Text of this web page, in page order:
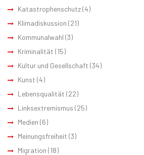
Katastrophenschutz(4)
Klimadiskussion (21)
Kommunalwahl (3)
Kriminalität (15)
Kultur und Gesellschaft (34)
Kunst (4)
Lebensqualität (22)
Linksextremismus (25)
Medien (6)
Meinungsfreiheit (3)
Migration (18)